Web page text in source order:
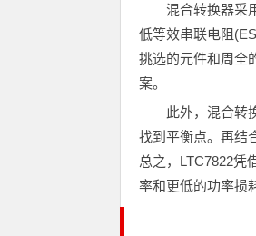
混合转换器采
低等效串联电阻
挑选的元件和周全
案。
此外，混合转
找到平衡点。再结
总之，LTC7822凭
率和更低的功率损